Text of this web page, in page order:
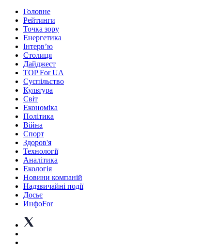
Головне
Рейтинги
Точка зору
Енергетика
Інтерв’ю
Столиця
Дайджест
TOP For UA
Суспiльство
Культура
Світ
Економіка
Політика
Війна
Спорт
Здоров'я
Технології
Аналітика
Екологія
Новини компаній
Надзвичайні події
Досьє
ИнфоFor